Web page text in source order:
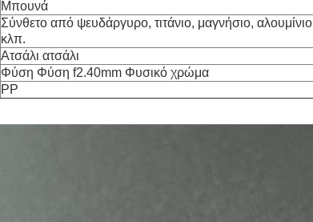
Μπουνά
Σύνθετο από ψευδάργυρο, τιτάνιο, μαγνήσιο, αλουμίνιο
κλπ.
Ατσάλι ατσάλι
Φύση Φύση f2.40mm Φυσικό χρώμα
PP